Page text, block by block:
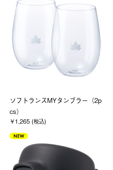
ソフトランスMYタンブラー（2p
cs）
￥1,265 (税込)
NEW